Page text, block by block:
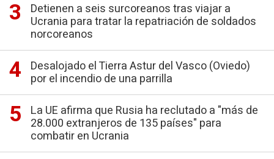
Detienen a seis surcoreanos tras viajar a
Ucrania para tratar la repatriación de soldados
norcoreanos
Desalojado el Tierra Astur del Vasco (Oviedo)
por el incendio de una parrilla
La UE afirma que Rusia ha reclutado a "más de
28.000 extranjeros de 135 países" para
combatir en Ucrania